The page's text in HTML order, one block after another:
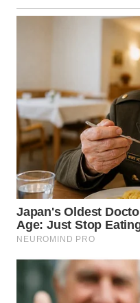
WN
WN
MALUKU
MALUT
WN
DAIRI
WN
DANAU
TOBA